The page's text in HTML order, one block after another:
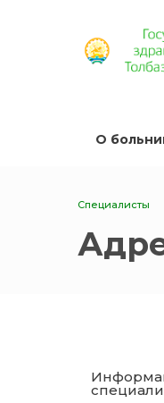
О
Специалисты